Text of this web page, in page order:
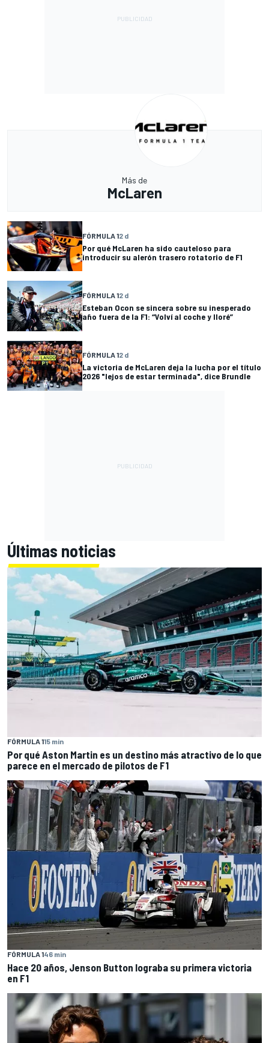
Más de
McLaren
FÓRMULA 12 d
Por qué McLaren ha sido cauteloso para
introducir su alerón trasero rotatorio de F1
FÓRMULA 12 d
Esteban Ocon se sincera sobre su inesperado
año fuera de la F1: “Volví al coche y lloré”
FÓRMULA 12 d
La victoria de McLaren deja la lucha por el título
2026 "lejos de estar terminada", dice Brundle
Últimas noticias
FÓRMULA 115 min
Por qué Aston Martin es un destino más atractivo de lo que
parece en el mercado de pilotos de F1
FÓRMULA 146 min
Hace 20 años, Jenson Button lograba su primera victoria
en F1